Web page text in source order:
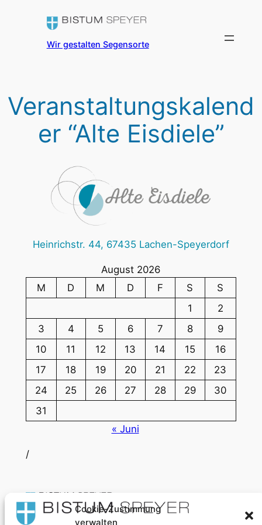
Cookie-Zustimmung
verwalten
Wir gestalten Segensorte
Veranstaltungskalend
er “Alte Eisdiele”
Heinrichstr. 44, 67435 Lachen-Speyerdorf
August 2026
M
D M D F S
S
1
2
3
4 5 6 7 8
9
10
11 12 13 14 15
16
17
18 19 20 21 22
23
24
25 26 27 28 29
30
31
« Juni
/
Wir gestalten Segensorte